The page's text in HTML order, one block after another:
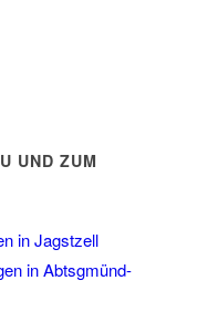
UND ZUM
in Jagstzell
in Abtsgmünd-